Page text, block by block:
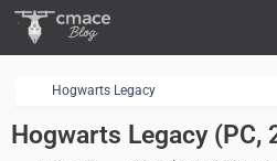
Hogwarts Legacy
Hogwarts Legacy (PC,